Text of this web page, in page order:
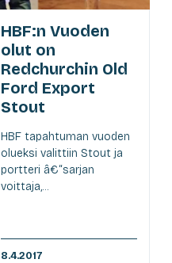
HBF:n Vuoden
olut on
Redchurchin Old
Ford Export
Stout
HBF tapahtuman vuoden
olueksi valittiin Stout ja
portteri â€“sarjan
voittaja,...
8.4.2017